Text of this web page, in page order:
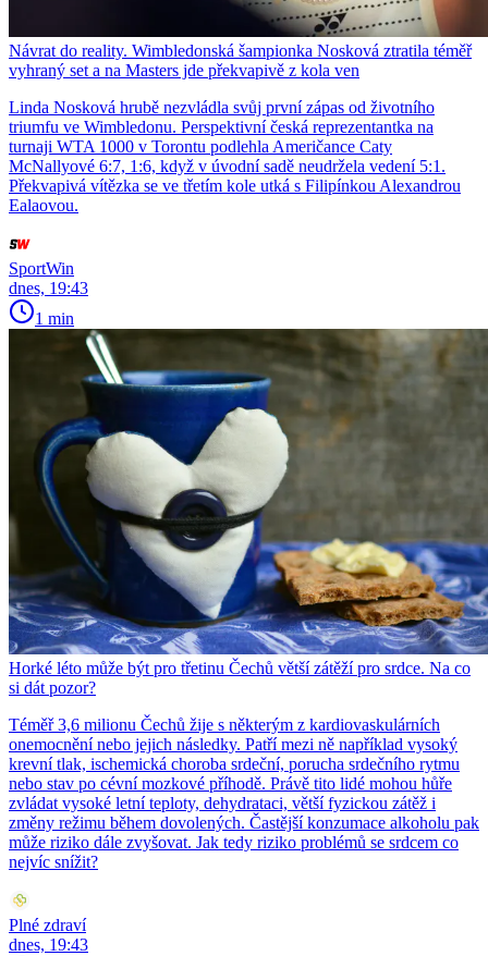
Návrat do reality. Wimbledonská šampionka Nosková ztratila téměř
vyhraný set a na Masters jde překvapivě z kola ven
Linda Nosková hrubě nezvládla svůj první zápas od životního
triumfu ve Wimbledonu. Perspektivní česká reprezentantka na
turnaji WTA 1000 v Torontu podlehla Američance Caty
McNallyové 6:7, 1:6, když v úvodní sadě neudržela vedení 5:1.
Překvapivá vítězka se ve třetím kole utká s Filipínkou Alexandrou
Ealaovou.
SportWin
dnes, 19:43
1 min
Horké léto může být pro třetinu Čechů větší zátěží pro srdce. Na co
si dát pozor?
Téměř 3,6 milionu Čechů žije s některým z kardiovaskulárních
onemocnění nebo jejich následky. Patří mezi ně například vysoký
krevní tlak, ischemická choroba srdeční, porucha srdečního rytmu
nebo stav po cévní mozkové příhodě. Právě tito lidé mohou hůře
zvládat vysoké letní teploty, dehydrataci, větší fyzickou zátěž i
změny režimu během dovolených. Častější konzumace alkoholu pak
může riziko dále zvyšovat. Jak tedy riziko problémů se srdcem co
nejvíc snížit?
Plné zdraví
dnes, 19:43